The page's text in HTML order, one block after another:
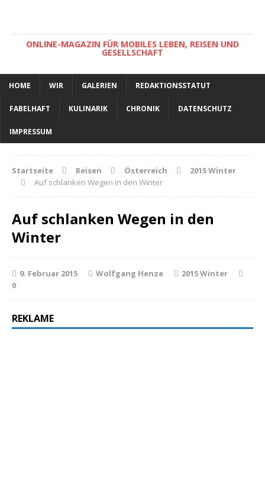
ONLINE-MAGAZIN FÜR MOBILES LEBEN, REISEN UND
GESELLSCHAFT
HOME WIR GALERIEN REDAKTIONSSTATUT
FABELHAFT KULINARIK CHRONIK DATENSCHUTZ
IMPRESSUM
Startseite Reisen Österreich
2015 Winter
Auf schlanken Wegen in den Winter
Auf schlanken Wegen in den
Winter
9. Februar 2015 Wolfgang Henze
2015 Winter
0
REKLAME